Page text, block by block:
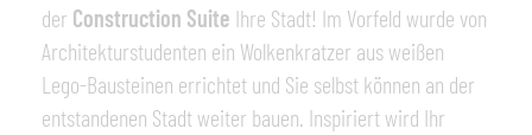
der Construction Suite Ihre Stadt! Im Vorfeld wurde von
Architekturstudenten ein Wolkenkratzer aus weißen
Lego-Bausteinen errichtet und Sie selbst können an der
entstandenen Stadt weiter bauen. Inspiriert wird Ihr